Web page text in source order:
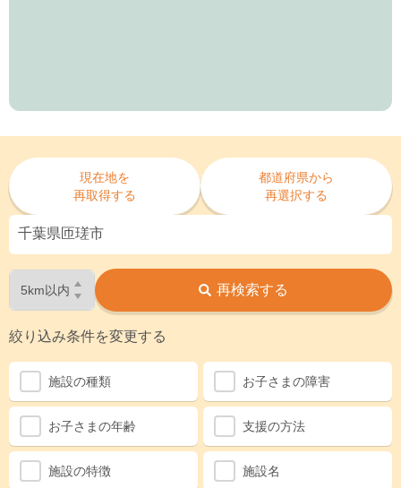
現在地を
再取得する
都道府県から
再選択する
再検索する
絞り込み条件を変更する
施設の種類 お子さまの障害
お子さまの年齢 支援の方法
施設の特徴 施設名